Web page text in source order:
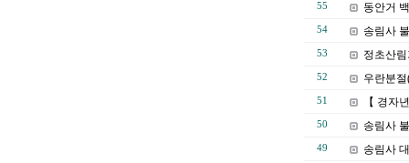
55 동안거
54 송림사
53 정초산
52 우란분
51 【 경자
50 송림사
49 송림사